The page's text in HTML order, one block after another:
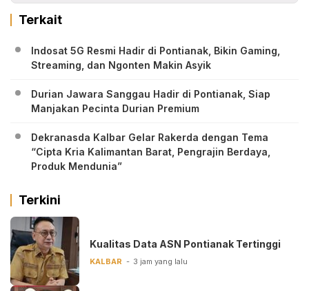
Terkait
Indosat 5G Resmi Hadir di Pontianak, Bikin Gaming,
Streaming, dan Ngonten Makin Asyik
Durian Jawara Sanggau Hadir di Pontianak, Siap
Manjakan Pecinta Durian Premium
Dekranasda Kalbar Gelar Rakerda dengan Tema
“Cipta Kria Kalimantan Barat, Pengrajin Berdaya,
Produk Mendunia”
Terkini
Kualitas Data ASN Pontianak Tertinggi
KALBAR 3 jam yang lalu